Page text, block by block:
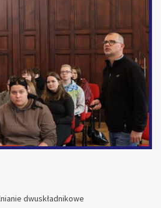
dwuskładnikowe